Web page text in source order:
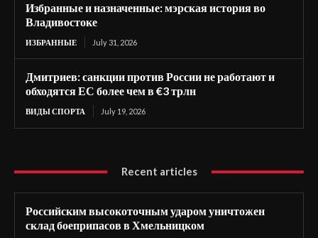
Избранные и назначенные: мэрская история во
Владивостоке
ИЗБРАННЫЕ July 31, 2026
Дмитриев: санкции против России не работают и
обходятся ЕС более чем в €3 трлн
ВИДЫ СПОРТА July 19, 2026
Recent articles
Российским высокоточным ударом уничтожен
склад боеприпасов в Хмельницком